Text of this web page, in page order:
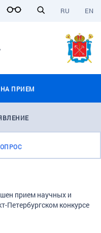
EN
RU
ПРИЕМ
прием научных и
Петербургском конкурсе